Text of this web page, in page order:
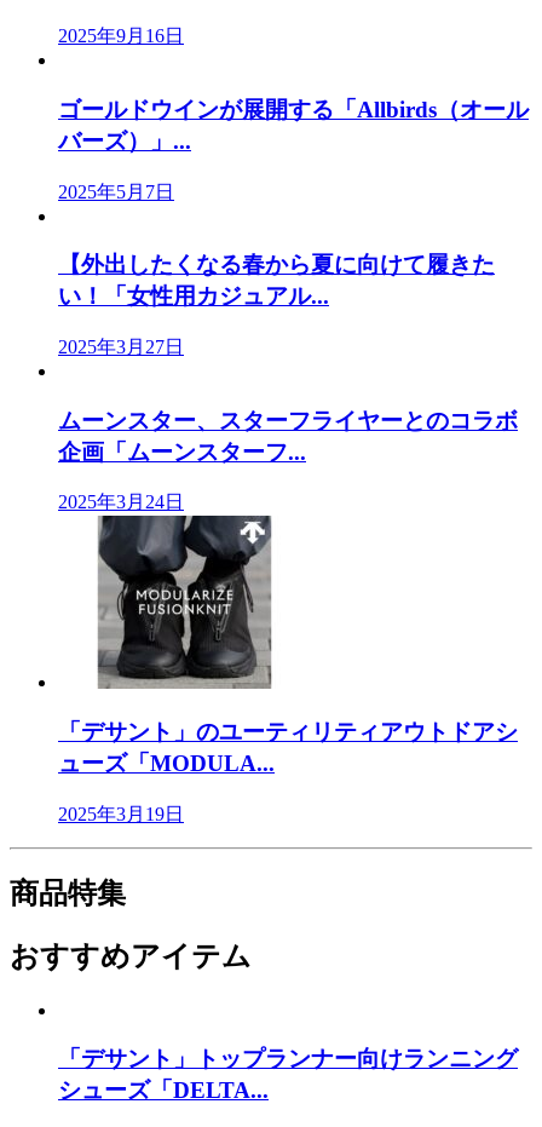
2025年9月16日
ゴールドウインが展開する「Allbirds（オール
バーズ）」...
2025年5月7日
【外出したくなる春から夏に向けて履きた
い！「女性用カジュアル...
2025年3月27日
ムーンスター、スターフライヤーとのコラボ
企画「ムーンスターフ...
2025年3月24日
「デサント」のユーティリティアウトドアシ
ューズ「MODULA...
2025年3月19日
商品特集
おすすめアイテム
「デサント」トップランナー向けランニング
シューズ「DELTA...